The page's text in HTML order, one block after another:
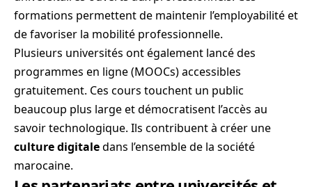
formations permettent de maintenir l’employabilité et
de favoriser la mobilité professionnelle.
Plusieurs universités ont également lancé des
programmes en ligne (MOOCs) accessibles
gratuitement. Ces cours touchent un public
beaucoup plus large et démocratisent l’accès au
savoir technologique. Ils contribuent à créer une
culture digitaledans l’ensemble de la société
marocaine.